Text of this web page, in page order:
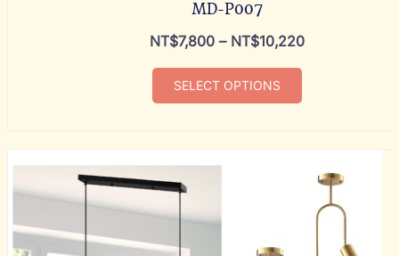
MD-P007
NT$7,800 – NT$10,220
SELECT OPTIONS